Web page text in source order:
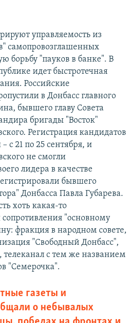
управляемость из
самопровозглашенных
борьбу "пауков в банке". В
идет быстротечная
Российские
в Донбасс главного
бывшего главу Совета
бригады "Восток"
Регистрация кандидатов
с 21 по 25 сентября, и
не смогли
лидера в качестве
бывшего
Донбасса Павла Губарева.
хоть какая-то
сопротивления "основному
фракция в народном совете,
"Свободный Донбасс",
телеканал с тем же названием
"Семерочка".
газеты и
о небывалых